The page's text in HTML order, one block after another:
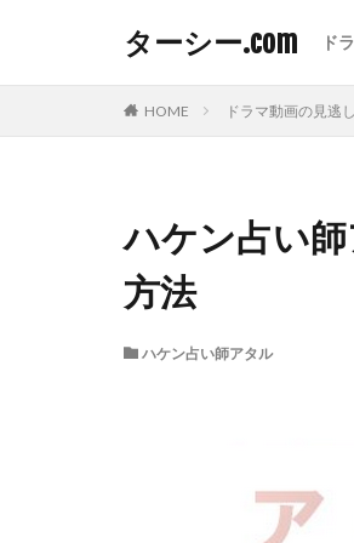
ターシー.com ド
HOME ドラマ動画の見逃
ハケン占い
方法
ハケン占い師アタル